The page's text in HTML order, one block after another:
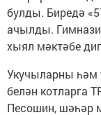
булды. Биредә
ачылды.
хыял мәктәбе
Укучыларны һәм
белән котларга
Песошин, шәһәр